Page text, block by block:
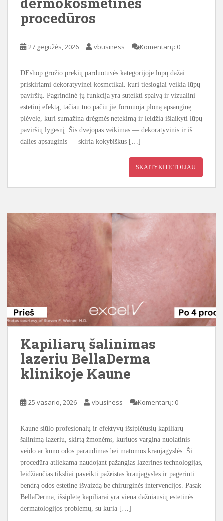
procedūros
27 gegužės, 2026 vbusiness Komentarų: 0
DEshop grožio prekių parduotuvės kategorijoje lūpų dažai
priskiriami dekoratyvinei kosmetikai, kuri tiesiogiai veikia lūpų
paviršių. Pagrindinė jų funkcija yra suteikti spalvą ir vizualinį
estetinį efektą, tačiau tuo pačiu jie formuoja ploną apsauginę
plėvelę, kuri sumažina drėgmės netekimą ir leidžia išlaikyti lūpų
paviršių lygesnį. Šis dvejopas veikimas — dekoratyvinis ir iš
dalies apsauginis — skiria kokybiškus […]
SKAITYKITE TOLIAU
Kapiliarų šalinimas
lazeriu BellaDerma
klinikoje Kaune
25 vasario, 2026 vbusiness Komentarų: 0
Kaune siūlo profesionalų ir efektyvų išsiplėtusių kapiliarų
šalinimą lazeriu, skirtą žmonėms, kuriuos vargina nuolatinis
veido ar kūno odos paraudimas bei matomos kraujagyslės. Ši
procedūra atliekama naudojant pažangias lazerines technologijas,
leidžiančias tiksliai paveikti pažeistas kraujagysles ir pagerinti
bendrą odos estetinę išvaizdą be chirurginės intervencijos. Pasak
BellaDerma, išsiplėtę kapiliarai yra viena dažniausių estetinės
dermatologijos problemų, su kuria […]